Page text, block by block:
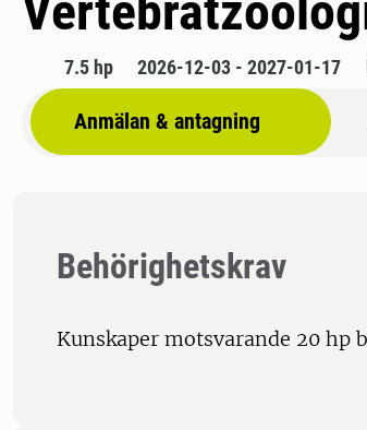
7.5 hp 2026-12-03 - 2027-01-17
Anmälan & antagning
Behörighetskrav
Kunskaper motsvarande 20 hp